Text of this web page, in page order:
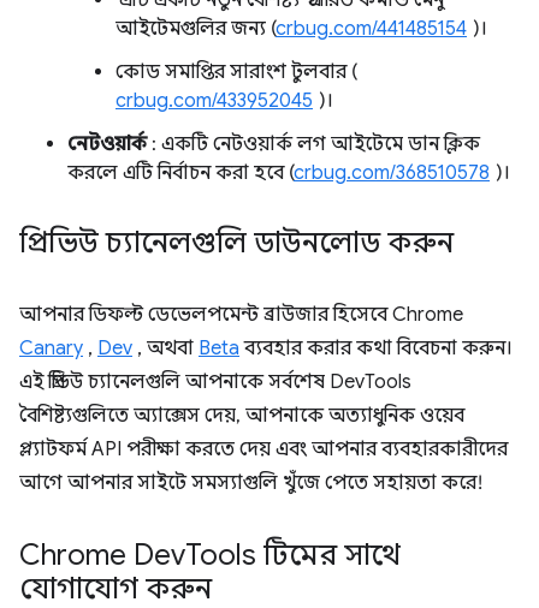
আইটেমগুলির জন্য (crbug.com/441485154 )।
কোড সমাপ্তির সারাংশ টুলবার (
crbug.com/433952045 )।
নেটওয়ার্ক: একটি নেটওয়ার্ক লগ আইটেমে ডান ক্লিক
করলে এটি নির্বাচন করা হবে (crbug.com/368510578 )।
প্রিভিউ চ্যানেলগুলি ডাউনলোড করুন
আপনার ডিফল্ট ডেভেলপমেন্ট ব্রাউজার হিসেবে Chrome
Canary , Dev , অথবা Beta ব্যবহার করার কথা বিবেচনা করুন।
এই প্রিভিউ চ্যানেলগুলি আপনাকে সর্বশেষ DevTools
বৈশিষ্ট্যগুলিতে অ্যাক্সেস দেয়, আপনাকে অত্যাধুনিক ওয়েব
প্ল্যাটফর্ম API পরীক্ষা করতে দেয় এবং আপনার ব্যবহারকারীদের
আগে আপনার সাইটে সমস্যাগুলি খুঁজে পেতে সহায়তা করে!
Chrome DevTools টিমের সাথে
যোগাযোগ করুন